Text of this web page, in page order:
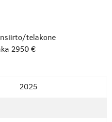
telakone
2950 €
2025